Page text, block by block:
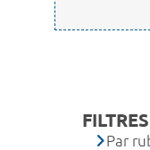
Par